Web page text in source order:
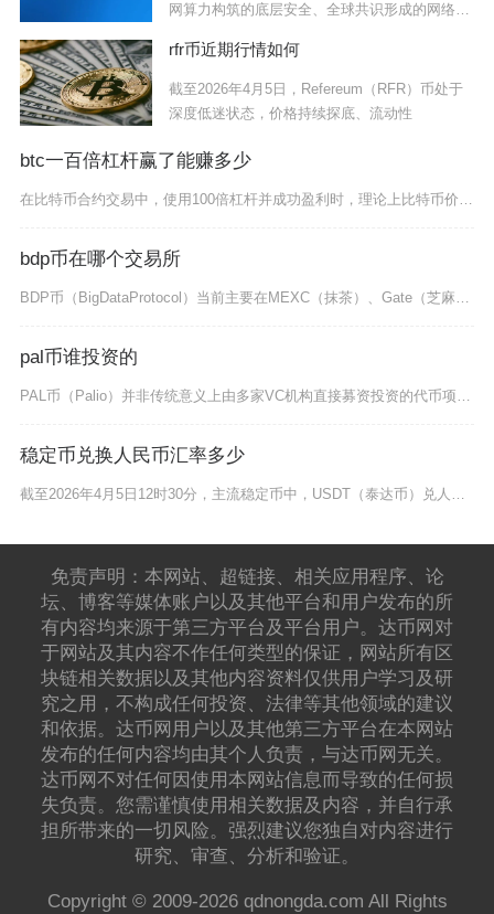
网算力构筑的底层安全、全球共识形成的网络效
rfr币近期行情如何
截至2026年4月5日，Refereum（RFR）币处于
深度低迷状态，价格持续探底、流动性
btc一百倍杠杆赢了能赚多少
在比特币合约交易中，使用100倍杠杆并成功盈利时，理论上比特币价格每波动1%，交易者即可获
bdp币在哪个交易所
BDP币（BigDataProtocol）当前主要在MEXC（抹茶）、Gate（芝麻开门）
pal币谁投资的
PAL币（Palio）并非传统意义上由多家VC机构直接募资投资的代币项目，其核心开发主体为
稳定币兑换人民币汇率多少
截至2026年4月5日12时30分，主流稳定币中，USDT（泰达币）兑人民币实时汇率约为1
免责声明：本网站、超链接、相关应用程序、论
坛、博客等媒体账户以及其他平台和用户发布的所
有内容均来源于第三方平台及平台用户。达币网对
于网站及其内容不作任何类型的保证，网站所有区
块链相关数据以及其他内容资料仅供用户学习及研
究之用，不构成任何投资、法律等其他领域的建议
和依据。达币网用户以及其他第三方平台在本网站
发布的任何内容均由其个人负责，与达币网无关。
达币网不对任何因使用本网站信息而导致的任何损
失负责。您需谨慎使用相关数据及内容，并自行承
担所带来的一切风险。强烈建议您独自对内容进行
研究、审查、分析和验证。
Copyright © 2009-2026 qdnongda.com All Rights